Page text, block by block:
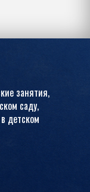
занятия,
саду,
детском